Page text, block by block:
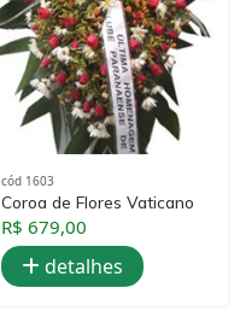
cód 1603
Coroa de Flores Vaticano
R$ 679,00
detalhes